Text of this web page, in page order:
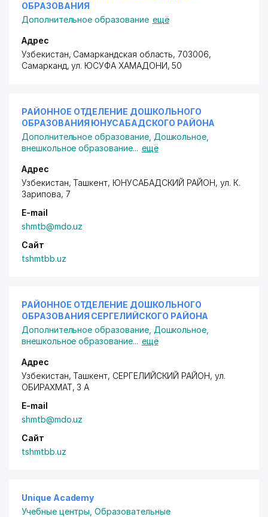
ОБРАЗОВАНИЯ
Дополнительное образование ещё
Адрес
Узбекистан, Самаркандская область, 703006,
Самарканд,ул. ЮСУФА ХАМАДОНИ, 50
РАЙОННОЕ ОТДЕЛЕНИЕ ДОШКОЛЬНОГО
ОБРАЗОВАНИЯ ЮНУСАБАДСКОГО РАЙОНА
Дополнительное образование, Дошкольное,
внешкольное образование... ещё
Адрес
Узбекистан, Ташкент, ЮНУСАБАДСКИЙ РАЙОН, ул. К.
Зарипова, 7
E-mail
shmtb@mdo.uz
Сайт
tshmtbb.uz
РАЙОННОЕ ОТДЕЛЕНИЕ ДОШКОЛЬНОГО
ОБРАЗОВАНИЯ СЕРГЕЛИЙСКОГО РАЙОНА
Дополнительное образование, Дошкольное,
внешкольное образование... ещё
Адрес
Узбекистан, Ташкент, СЕРГЕЛИЙСКИЙ РАЙОН, ул.
ОБИРАХМАТ, 3 А
E-mail
shmtb@mdo.uz
Сайт
tshmtbb.uz
Unique Academy
Учебные центры ,Образовательные